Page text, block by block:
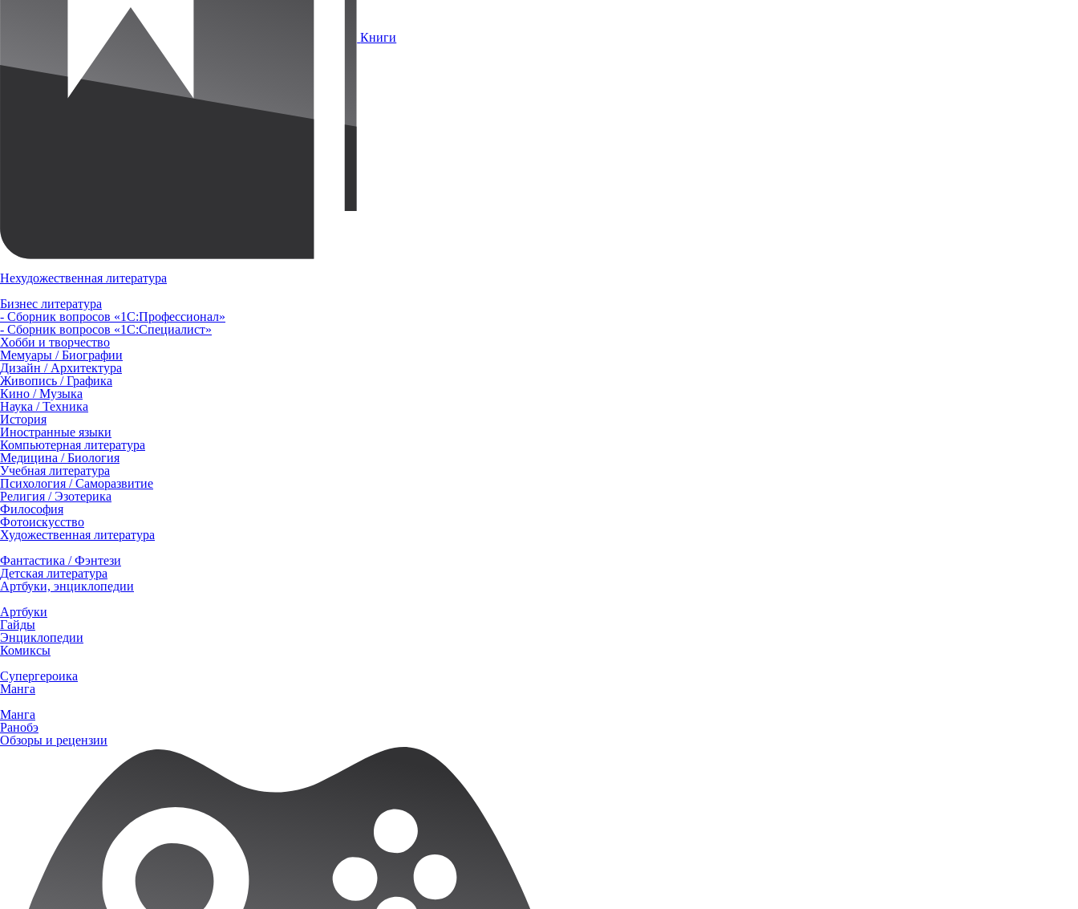
Книги
Нехудожественная литература
Бизнес литература
- Сборник вопросов «1С:Профессионал»
- Сборник вопросов «1С:Специалист»
Хобби и творчество
Мемуары / Биографии
Дизайн / Архитектура
Живопись / Графика
Кино / Музыка
Наука / Техника
История
Иностранные языки
Компьютерная литература
Медицина / Биология
Учебная литература
Психология / Саморазвитие
Религия / Эзотерика
Философия
Фотоискусство
Художественная литература
Фантастика / Фэнтези
Детская литература
Артбуки, энциклопедии
Артбуки
Гайды
Энциклопедии
Комиксы
Супергероика
Манга
Манга
Ранобэ
Обзоры и рецензии